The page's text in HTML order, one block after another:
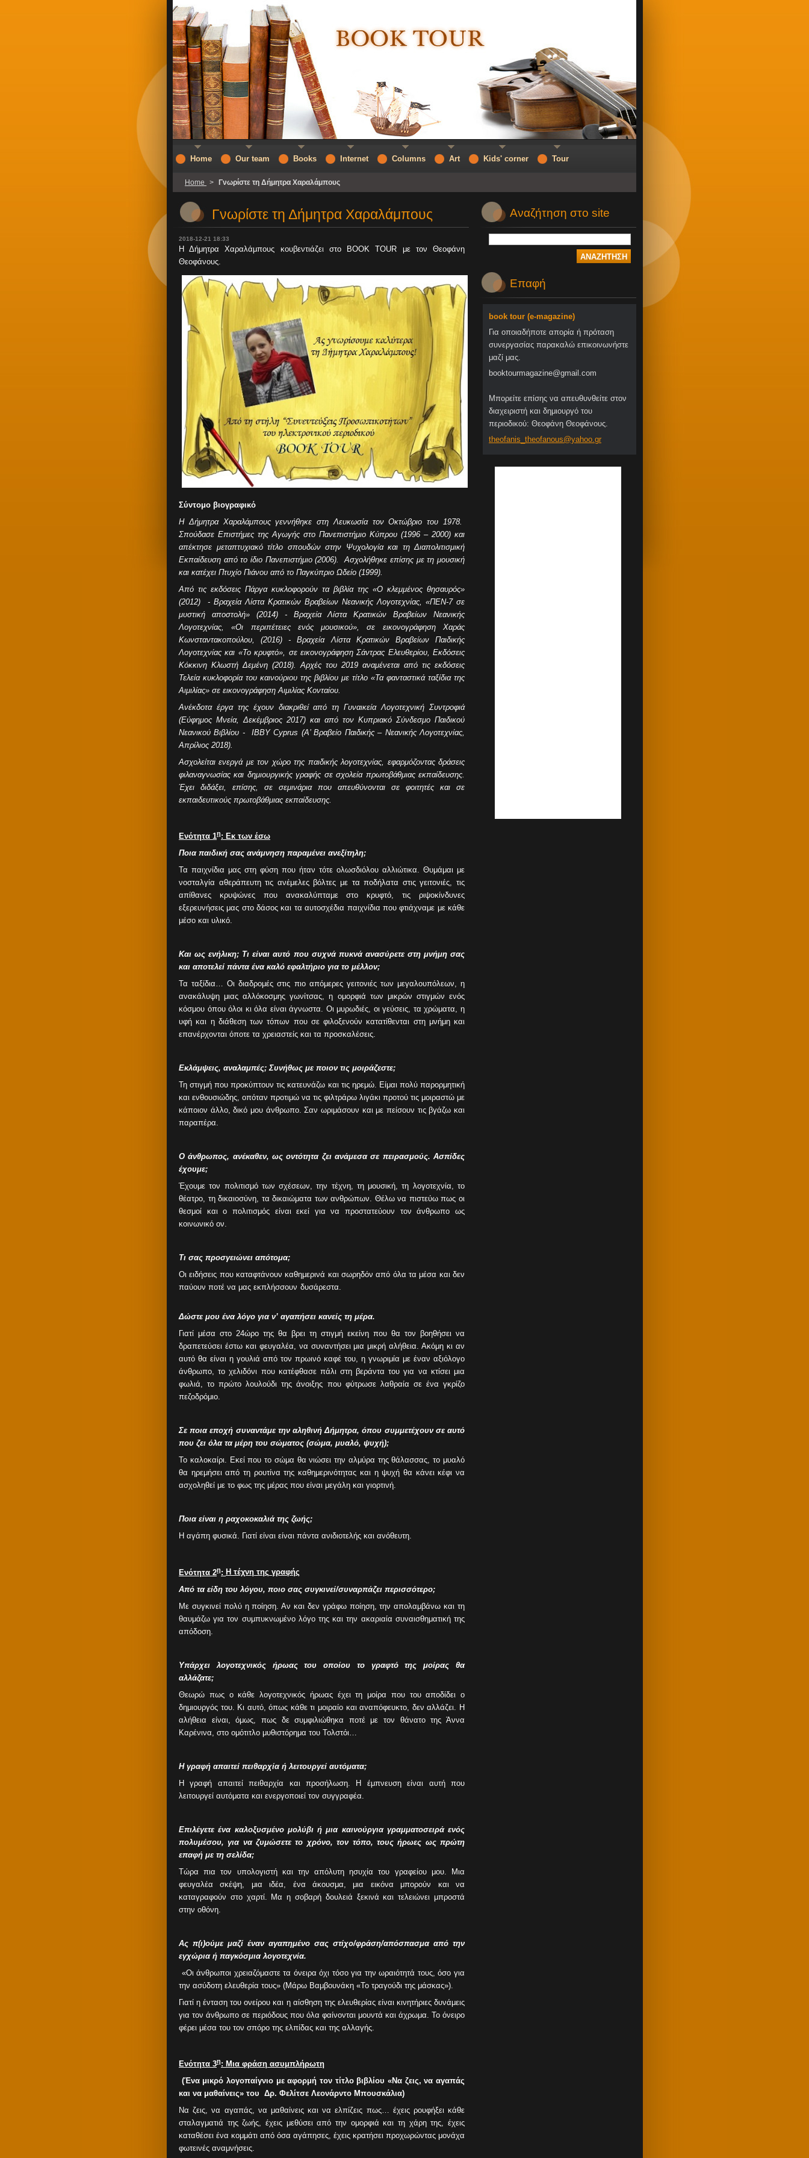
Home > Γνωρίστε τη Δήμητρα Χαραλάμπους
Γνωρίστε τη Δήμητρα Χαραλάμπους
2018-12-21 18:33
Η Δήμητρα Χαραλάμπους κουβεντιάζει στο BOOK TOUR με τον Θεοφάνη
Θεοφάνους.
Σύντομο βιογραφικό
Η Δήμητρα Χαραλάμπους γεννήθηκε στη Λευκωσία τον Οκτώβριο του 1978.
Σπούδασε Επιστήμες της Αγωγής στο Πανεπιστήμιο Κύπρου (1996 – 2000) και
απέκτησε μεταπτυχιακό τίτλο σπουδών στην Ψυχολογία και τη Διαπολιτισμική
Εκπαίδευση από το ίδιο Πανεπιστήμιο (2006). Ασχολήθηκε επίσης με τη μουσική
και κατέχει Πτυχίο Πιάνου από το Παγκύπριο Ωδείο (1999).
Από τις εκδόσεις Πάργα κυκλοφορούν τα βιβλία της «Ο κλεμμένος θησαυρός»
(2012) - Βραχεία Λίστα Κρατικών Βραβείων Νεανικής Λογοτεχνίας, «ΠΕΝ-7 σε
μυστική αποστολή» (2014) - Βραχεία Λίστα Κρατικών Βραβείων Νεανικής
Λογοτεχνίας, «Οι περιπέτειες ενός μουσικού», σε εικονογράφηση Χαράς
Κωνσταντακοπούλου, (2016) - Βραχεία Λίστα Κρατικών Βραβείων Παιδικής
Λογοτεχνίας και «Το κρυφτό», σε εικονογράφηση Σάντρας Ελευθερίου, Εκδόσεις
Κόκκινη Κλωστή Δεμένη (2018). Αρχές του 2019 αναμένεται από τις εκδόσεις
Τελεία κυκλοφορία του καινούριου της βιβλίου με τίτλο «Τα φανταστικά ταξίδια της
Αιμιλίας» σε εικονογράφηση Αιμιλίας Κονταίου.
Ανέκδοτα έργα της έχουν διακριθεί από τη Γυναικεία Λογοτεχνική Συντροφιά
(Εύφημος Μνεία, Δεκέμβριος 2017) και από τον Κυπριακό Σύνδεσμο Παιδικού
Νεανικού Βιβλίου - IBBY Cyprus (Α’ Βραβείο Παιδικής – Νεανικής Λογοτεχνίας,
Απρίλιος 2018).
Ασχολείται ενεργά με τον χώρο της παιδικής λογοτεχνίας, εφαρμόζοντας δράσεις
φιλαναγνωσίας και δημιουργικής γραφής σε σχολεία πρωτοβάθμιας εκπαίδευσης.
Έχει διδάξει, επίσης, σε σεμινάρια που απευθύνονται σε φοιτητές και σε
εκπαιδευτικούς πρωτοβάθμιας εκπαίδευσης.
Ενότητα 1η: Εκ των έσω
Ποια παιδική σας ανάμνηση παραμένει ανεξίτηλη;
Τα παιχνίδια μας στη φύση που ήταν τότε ολωσδιόλου αλλιώτικα. Θυμάμαι με
νοσταλγία αθεράπευτη τις ανέμελες βόλτες με τα ποδήλατα στις γειτονιές, τις
απίθανες κρυψώνες που ανακαλύπταμε στο κρυφτό, τις ριψοκίνδυνες
εξερευνήσεις μας στο δάσος και τα αυτοσχέδια παιχνίδια που φτιάχναμε με κάθε
μέσο και υλικό.
Και ως ενήλικη; Τι είναι αυτό που συχνά πυκνά ανασύρετε στη μνήμη σας
και αποτελεί πάντα ένα καλό εφαλτήριο για το μέλλον;
Τα ταξίδια… Οι διαδρομές στις πιο απόμερες γειτονιές των μεγαλουπόλεων, η
ανακάλυψη μιας αλλόκοσμης γωνίτσας, η ομορφιά των μικρών στιγμών ενός
κόσμου όπου όλοι κι όλα είναι άγνωστα. Οι μυρωδιές, οι γεύσεις, τα χρώματα, η
υφή και η διάθεση των τόπων που σε φιλοξενούν κατατίθενται στη μνήμη και
επανέρχονται όποτε τα χρειαστείς και τα προσκαλέσεις.
Εκλάμψεις, αναλαμπές; Συνήθως με ποιον τις μοιράζεστε;
Τη στιγμή που προκύπτουν τις κατευνάζω και τις ηρεμώ. Είμαι πολύ παρορμητική
και ενθουσιώδης, οπόταν προτιμώ να τις φιλτράρω λιγάκι προτού τις μοιραστώ με
κάποιον άλλο, δικό μου άνθρωπο. Σαν ωριμάσουν και με πείσουν τις βγάζω και
παραπέρα.
Ο άνθρωπος, ανέκαθεν, ως οντότητα ζει ανάμεσα σε πειρασμούς. Ασπίδες
έχουμε;
Έχουμε τον πολιτισμό των σχέσεων, την τέχνη, τη μουσική, τη λογοτεχνία, το
θέατρο, τη δικαιοσύνη, τα δικαιώματα των ανθρώπων. Θέλω να πιστεύω πως οι
θεσμοί και ο πολιτισμός είναι εκεί για να προστατεύουν τον άνθρωπο ως
κοινωνικό ον.
Τι σας προσγειώνει απότομα;
Οι ειδήσεις που καταφτάνουν καθημερινά και σωρηδόν από όλα τα μέσα και δεν
παύουν ποτέ να μας εκπλήσσουν δυσάρεστα.
Δώστε μου ένα λόγο για ν’ αγαπήσει κανείς τη μέρα.
Γιατί μέσα στο 24ώρο της θα βρει τη στιγμή εκείνη που θα τον βοηθήσει να
δραπετεύσει έστω και φευγαλέα, να συναντήσει μια μικρή αλήθεια. Ακόμη κι αν
αυτό θα είναι η γουλιά από τον πρωινό καφέ του, η γνωριμία με έναν αξιόλογο
άνθρωπο, το χελιδόνι που κατέφθασε πάλι στη βεράντα του για να κτίσει μια
φωλιά, το πρώτο λουλούδι της άνοιξης που φύτρωσε λαθραία σε ένα γκρίζο
πεζοδρόμιο.
Σε ποια εποχή συναντάμε την αληθινή Δήμητρα, όπου συμμετέχουν σε αυτό
που ζει όλα τα μέρη του σώματος (σώμα, μυαλό, ψυχή);
Το καλοκαίρι. Εκεί που το σώμα θα νιώσει την αλμύρα της θάλασσας, το μυαλό
θα ηρεμήσει από τη ρουτίνα της καθημερινότητας και η ψυχή θα κάνει κέφι να
ασχοληθεί με το φως της μέρας που είναι μεγάλη και γιορτινή.
Ποια είναι η ραχοκοκαλιά της ζωής;
Η αγάπη φυσικά. Γιατί είναι είναι πάντα ανιδιοτελής και ανόθευτη.
Ενότητα 2η: H τέχνη της γραφής
Από τα είδη του λόγου, ποιο σας συγκινεί/συναρπάζει περισσότερο;
Με συγκινεί πολύ η ποίηση. Αν και δεν γράφω ποίηση, την απολαμβάνω και τη
θαυμάζω για τον συμπυκνωμένο λόγο της και την ακαριαία συναισθηματική της
απόδοση.
Υπάρχει λογοτεχνικός ήρωας του οποίου το γραφτό της μοίρας θα
αλλάζατε;
Θεωρώ πως ο κάθε λογοτεχνικός ήρωας έχει τη μοίρα που του αποδίδει ο
δημιουργός του. Κι αυτό, όπως κάθε τι μοιραίο και αναπόφευκτο, δεν αλλάζει. Η
αλήθεια είναι, όμως, πως δε συμφιλιώθηκα ποτέ με τον θάνατο της Άννα
Καρένινα, στο ομότιτλο μυθιστόρημα του Τολστόι…
Η γραφή απαιτεί πειθαρχία ή λειτουργεί αυτόματα;
Η γραφή απαιτεί πειθαρχία και προσήλωση. Η έμπνευση είναι αυτή που
λειτουργεί αυτόματα και ενεργοποιεί τον συγγραφέα.
Επιλέγετε ένα καλοξυσμένο μολύβι ή μια καινούργια γραμματοσειρά ενός
πολυμέσου, για να ζυμώσετε το χρόνο, τον τόπο, τους ήρωες ως πρώτη
επαφή με τη σελίδα;
Τώρα πια τον υπολογιστή και την απόλυτη ησυχία του γραφείου μου. Μια
φευγαλέα σκέψη, μια ιδέα, ένα άκουσμα, μια εικόνα μπορούν και να
καταγραφούν στο χαρτί. Μα η σοβαρή δουλειά ξεκινά και τελειώνει μπροστά
στην οθόνη.
Ας π(ι)ούμε μαζί έναν αγαπημένο σας στίχο/φράση/απόσπασμα από την
εγχώρια ή παγκόσμια λογοτεχνία.
«Οι άνθρωποι χρειαζόμαστε τα όνειρα όχι τόσο για την ωραιότητά τους, όσο για
την ασύδοτη ελευθερία τους» (Μάρω Βαμβουνάκη «Το τραγούδι της μάσκας»).
Γιατί η ένταση του ονείρου και η αίσθηση της ελευθερίας είναι κινητήριες δυνάμεις
για τον άνθρωπο σε περιόδους που όλα φαίνονται μουντά και άχρωμα. Το όνειρο
φέρει μέσα του τον σπόρο της ελπίδας και της αλλαγής.
Ενότητα 3η: Μια φράση ασυμπλήρωτη
(Ένα μικρό λογοπαίγνιο με αφορμή τον τίτλο βιβλίου «Να ζεις, να αγαπάς
και να μαθαίνεις» του Δρ. Φελίτσε Λεονάρντο Μπουσκάλια)
Να ζεις, να αγαπάς, να μαθαίνεις και να ελπίζεις πως… έχεις ρουφήξει κάθε
σταλαγματιά της ζωής, έχεις μεθύσει από την ομορφιά και τη χάρη της, έχεις
καταθέσει ένα κομμάτι από όσα αγάπησες, έχεις κρατήσει προχωρώντας μονάχα
φωτεινές αναμνήσεις.
Αναζήτηση στο site
Επαφή
book tour (e-magazine)
Για οποιαδήποτε απορία ή πρόταση
συνεργασίας παρακαλώ επικοινωνήστε
μαζί μας.
booktourmagazine@gmail.com
Μπορείτε επίσης να απευθυνθείτε στον
διαχειριστή και δημιουργό του
περιοδικού: Θεοφάνη Θεοφάνους.
theofanis_theofanous@yahoo.gr
Home Our team Books Internet Columns Art Kids' corner Tour